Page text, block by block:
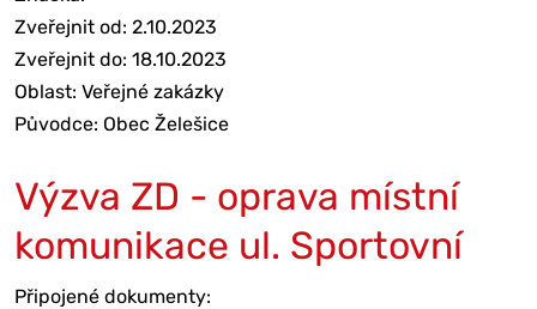
Zveřejnit od: 2.10.2023
Zveřejnit do: 18.10.2023
Oblast: Veřejné zakázky
Původce: Obec Želešice
Výzva ZD - oprava místní
komunikace ul. Sportovní
Připojené dokumenty: